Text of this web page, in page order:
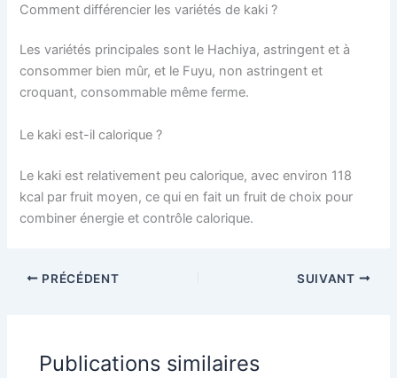
Comment différencier les variétés de kaki ?
Les variétés principales sont le Hachiya, astringent et à
consommer bien mûr, et le Fuyu, non astringent et
croquant, consommable même ferme.
Le kaki est-il calorique ?
Le kaki est relativement peu calorique, avec environ 118
kcal par fruit moyen, ce qui en fait un fruit de choix pour
combiner énergie et contrôle calorique.
PRÉCÉDENT SUIVANT
Publications similaires